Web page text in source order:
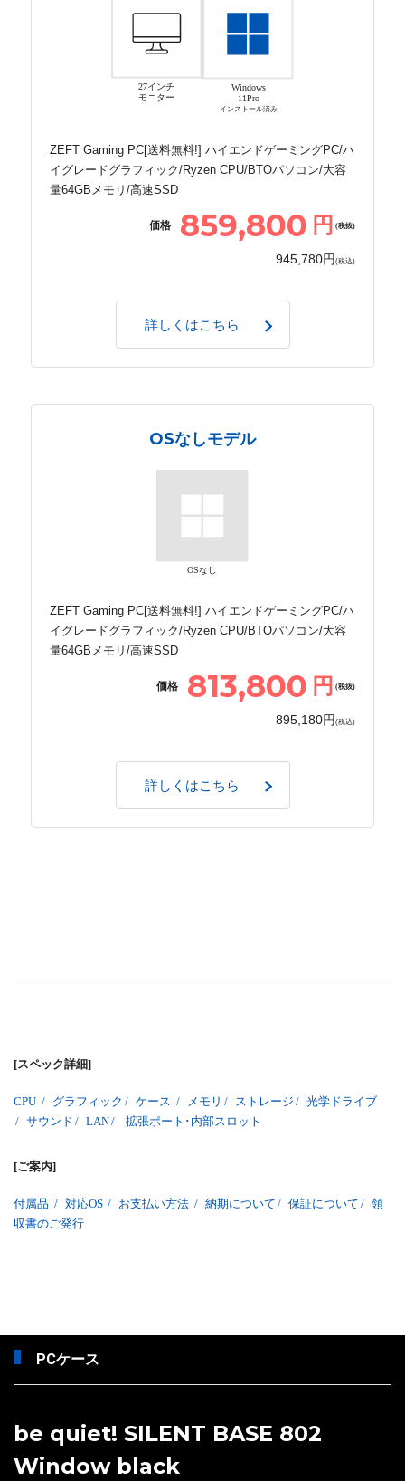
27インチ
モニター
Windows
11Pro
インストール済み
ZEFT Gaming PC[送料無料!] ハイエンドゲーミングPC/ハ
イグレードグラフィック/Ryzen CPU/BTOパソコン/大容
量64GBメモリ/高速SSD
価格 859,800 円 (税抜)
945,780円 (税込)
詳しくはこちら
OSなしモデル
OSなし
ZEFT Gaming PC[送料無料!] ハイエンドゲーミングPC/ハ
イグレードグラフィック/Ryzen CPU/BTOパソコン/大容
量64GBメモリ/高速SSD
価格 813,800 円 (税抜)
895,180円 (税込)
詳しくはこちら
[スペック詳細]
CPU / グラフィック / ケース / メモリ / ストレージ / 光学ドライブ
/ サウンド / LAN/ 拡張ポート･内部スロット
[ご案内]
付属品 / 対応OS / お支払い方法 / 納期について / 保証について / 領
収書のご発行
PCケース
be quiet! SILENT BASE 802
Window black